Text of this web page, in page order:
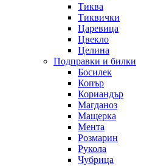
Тиква
Тиквички
Царевица
Цвекло
Целина
Подправки и билки
Босилек
Копър
Кориандър
Магданоз
Мащерка
Мента
Розмарин
Рукола
Чубрица